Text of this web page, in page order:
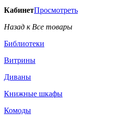
КабинетПросмотреть
Назад к Все товары
Библиотеки
Витрины
Диваны
Книжные шкафы
Комоды